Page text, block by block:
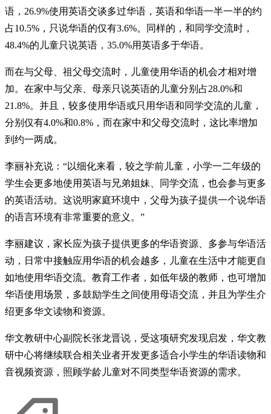
语，26.9%使用英语交谈多过华语，英语和华语一半一半的约
占10.5%，只说华语的仅有3.6%。同样的，和同学交流时，
48.4%的儿童只说英语，35.0%用英语多于华语。
而在与父母、祖父母交流时，儿童使用华语的机会才相对增
加。在家中与父亲、母亲只说英语的儿童分别占28.0%和
21.8%。并且，较多使用华语或只用华语和同学交流的儿童，
分别仅有4.0%和0.8%，而在家中和父母交流时，这比率增加
到约一两成。
李丽补充说：“以细化来看，较之学前儿童，小学一二年级的
学生会更多地使用英语与兄弟姐妹、同学交流，也会参与更多
的英语活动。这说明家庭环境中，父母为孩子提供一个说华语
的语言环境有非常重要的意义。”
李丽建议，家长应为孩子提供更多的华语资源、多参与华语活
动，日常中接触应用华语的机会越多，儿童在生活中才能更自
如地使用华语交流。教育工作者，如低年级的教师，也可增加
华语使用场景，多鼓励学生之间使用母语交流，并且为学生介
绍更多华文读物和资源。
华文教研中心副院长张龙晋说，受这项研究发现启发，华文教
研中心将继续联合相关业者开发更多适合小学生的华语读物和
音视频资源，照顾学龄儿童对不同类型华语资源的需求​。